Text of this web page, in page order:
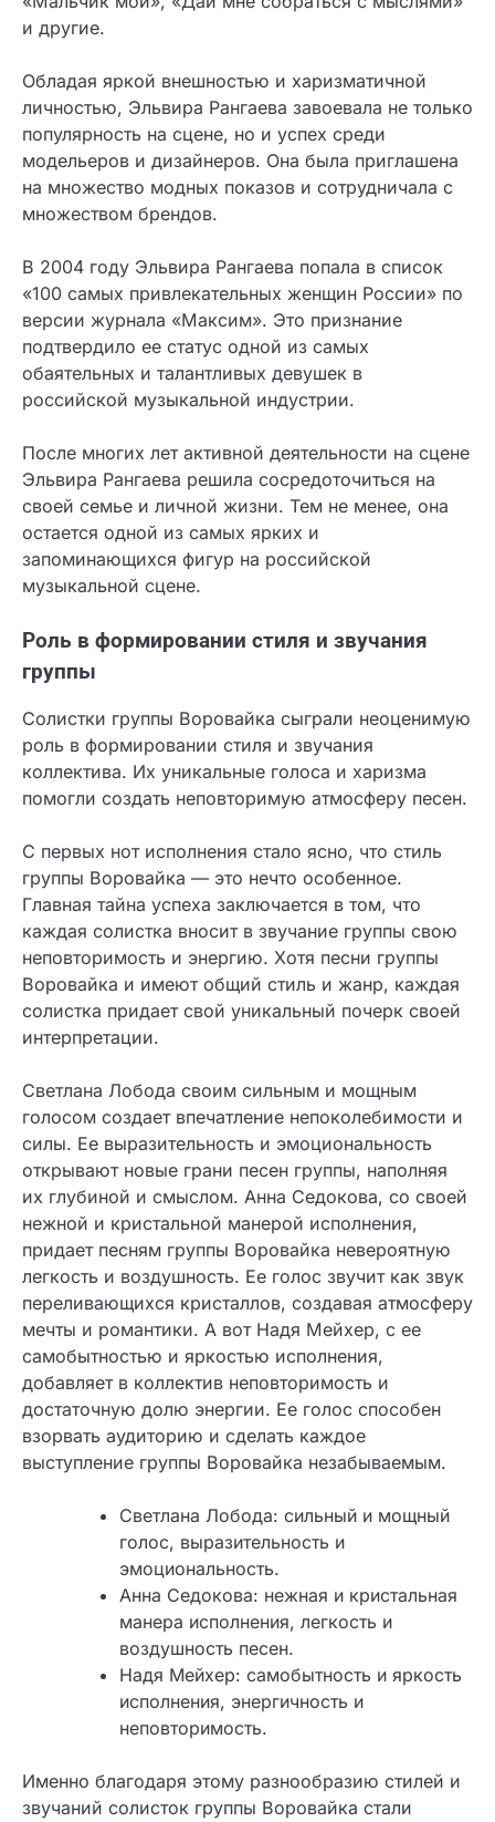
и другие.
Обладая яркой внешностью и харизматичной
личностью, Эльвира Рангаева завоевала не только
популярность на сцене, но и успех среди
модельеров и дизайнеров. Она была приглашена
на множество модных показов и сотрудничала с
множеством брендов.
В 2004 году Эльвира Рангаева попала в список
«100 самых привлекательных женщин России» по
версии журнала «Максим». Это признание
подтвердило ее статус одной из самых
обаятельных и талантливых девушек в
российской музыкальной индустрии.
После многих лет активной деятельности на сцене
Эльвира Рангаева решила сосредоточиться на
своей семье и личной жизни. Тем не менее, она
остается одной из самых ярких и
запоминающихся фигур на российской
музыкальной сцене.
Роль в формировании стиля и звучания
группы
Солистки группы Воровайка сыграли неоценимую
роль в формировании стиля и звучания
коллектива. Их уникальные голоса и харизма
помогли создать неповторимую атмосферу песен.
С первых нот исполнения стало ясно, что стиль
группы Воровайка — это нечто особенное.
Главная тайна успеха заключается в том, что
каждая солистка вносит в звучание группы свою
неповторимость и энергию. Хотя песни группы
Воровайка и имеют общий стиль и жанр, каждая
солистка придает свой уникальный почерк своей
интерпретации.
Светлана Лобода своим сильным и мощным
голосом создает впечатление непоколебимости и
силы. Ее выразительность и эмоциональность
открывают новые грани песен группы, наполняя
их глубиной и смыслом. Анна Седокова, со своей
нежной и кристальной манерой исполнения,
придает песням группы Воровайка невероятную
легкость и воздушность. Ее голос звучит как звук
переливающихся кристаллов, создавая атмосферу
мечты и романтики. А вот Надя Мейхер, с ее
самобытностью и яркостью исполнения,
добавляет в коллектив неповторимость и
достаточную долю энергии. Ее голос способен
взорвать аудиторию и сделать каждое
выступление группы Воровайка незабываемым.
Светлана Лобода: сильный и мощный
голос, выразительность и
эмоциональность.
Анна Седокова: нежная и кристальная
манера исполнения, легкость и
воздушность песен.
Надя Мейхер: самобытность и яркость
исполнения, энергичность и
неповторимость.
Именно благодаря этому разнообразию стилей и
звучаний солисток группы Воровайка стали